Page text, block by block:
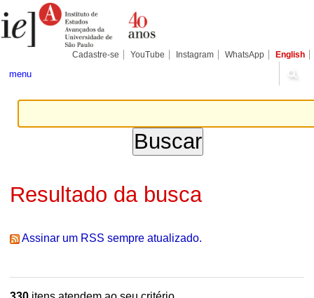
para
conteúdo.
Pessoais
Cadastre-se YouTube Instagram WhatsApp English
menu
Resultado da busca
Assinar um RSS sempre atualizado.